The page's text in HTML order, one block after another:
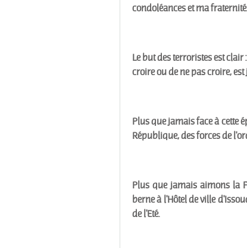
condoléances et ma fraternité.
Le but des terroristes est
croire ou de ne pas croire,
Plus que jamais face à cette
République, des forces de
Plus que jamais aimons la
berne à l'Hôtel de ville
de l'Eté.